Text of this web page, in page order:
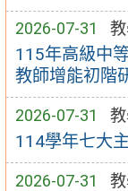
2026-07-31
115年高級中
教師增能初階
2026-07-31
114學年七大
2026-07-31